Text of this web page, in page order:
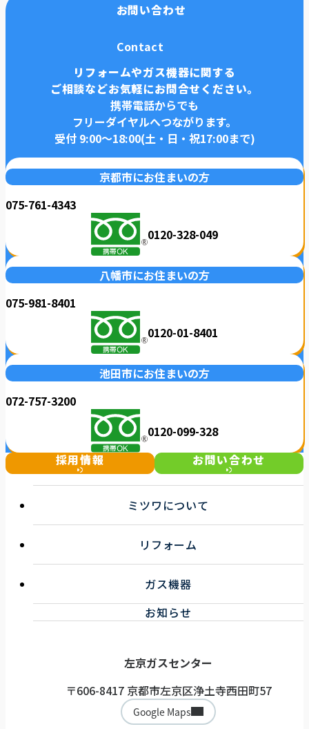
お問い合わせ
Contact
リフォームやガス機器に関する
ご相談などお気軽にお問合せください。
携帯電話からでも
フリーダイヤルへつながります。
受付 9:00〜18:00(土・日・祝17:00まで)
京都市にお住まいの方
075-761-4343
0120-328-049
八幡市にお住まいの方
075-981-8401
0120-01-8401
池田市にお住まいの方
072-757-3200
0120-099-328
採用情報
お問い合わせ
左京ガスセンター
〒606-8417 京都市左京区浄土寺西田町57
Google Maps
ミツワについて
事業紹介
企業情報
お知らせ一覧
リフォーム
浴室リフォーム
トイレ・洗面リフォーム
その他リフォーム
ガス機器
ガス機器サービス
お知らせ